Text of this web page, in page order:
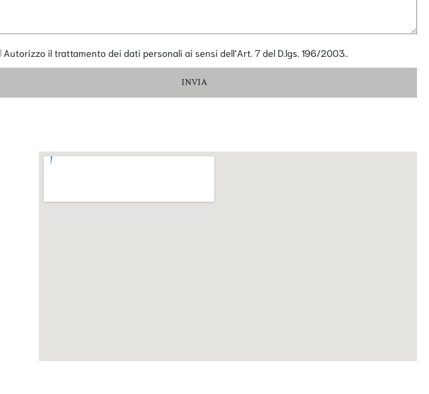
Autorizzo il trattamento dei dati personali ai sensi dell’Art. 7 del D.lgs. 196/2003.